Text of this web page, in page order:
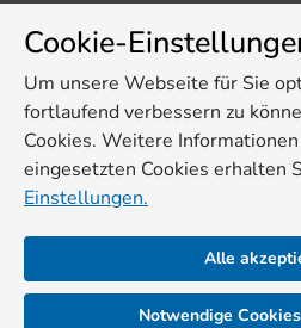
Cookie-
Um unsere Webseite für Sie
fortlaufend verbessern zu
Cookies. Weitere
eingesetzten Cookies erhalten
Einstellungen.
Alle
Notwendige